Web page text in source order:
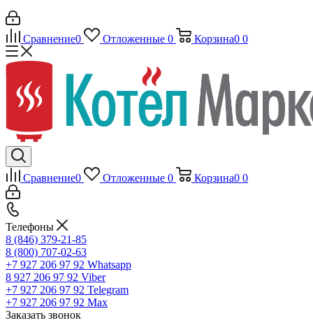
Сравнение0 Отложенные 0 Корзина0 0
Сравнение0 Отложенные 0 Корзина0 0
Телефоны
8 (846) 379-21-85
8 (800) 707-02-63
+7 927 206 97 92 Whatsapp
8 927 206 97 92 Viber
+7 927 206 97 92 Telegram
+7 927 206 97 92 Max
Заказать звонок